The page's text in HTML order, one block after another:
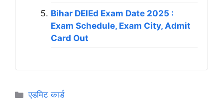
Bihar DElEd Exam Date 2025 :
Exam Schedule, Exam City, Admit
Card Out
Categories
एडमिट कार्ड